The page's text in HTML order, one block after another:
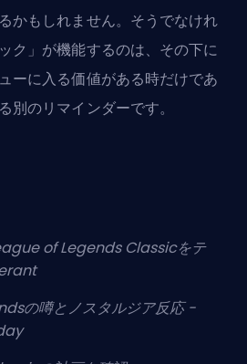
かもしれません。そうでなけれ
ク」が機能するのは、その下に
ーに入る価値がある時だけであ
別のリマインダーです。
of Legends Classicをテ
の噂とノスタルジア反応 -